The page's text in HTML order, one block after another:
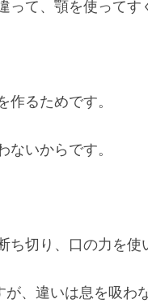
て、顎を使ってす
るためです。
いからです。
切り、口の力を使
、違いは息を吸わ